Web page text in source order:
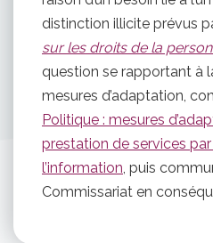
distinction illicite prévus
sur les droits de la
question se rapportant à
mesures d’adaptation,
Politique : mesures
prestation de services
l’information , puis
Commissariat en